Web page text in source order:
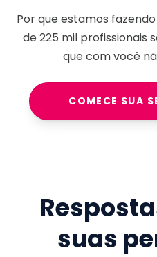
Por que estamos
de225 milprofissionais
que com você
COMECE SUA
suas